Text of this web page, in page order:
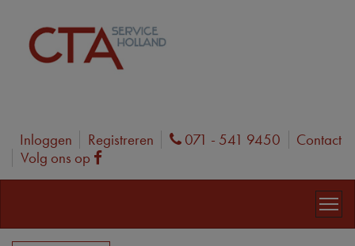
Inloggen Registreren Phone
071 - 541 9450
Contact
Volg ons op
Facebook